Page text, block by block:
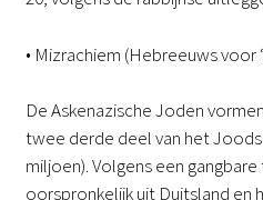
• Mizrachiem (Hebreeuws voor
De Askenazische Joden
twee derde deel van het
miljoen). Volgens een
oorspronkelijk uit Duitsland en